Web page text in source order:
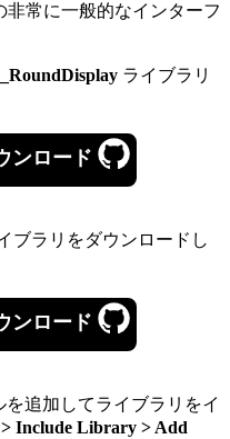
常に一般的なインターフ
ライブラリ
ンロード
ブラリをダウンロードし
ンロード
を追加してライブラリをイ
> Include Library > Add